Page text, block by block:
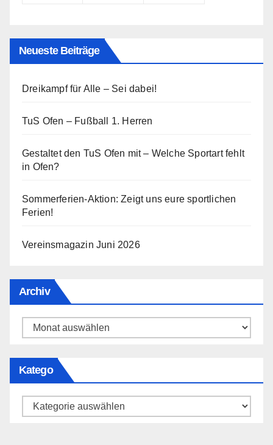
Neueste Beiträge
Dreikampf für Alle – Sei dabei!
TuS Ofen – Fußball 1. Herren
Gestaltet den TuS Ofen mit – Welche Sportart fehlt
in Ofen?
Sommerferien-Aktion: Zeigt uns eure sportlichen
Ferien!
Vereinsmagazin Juni 2026
Archiv
Archiv
Katego
Katego